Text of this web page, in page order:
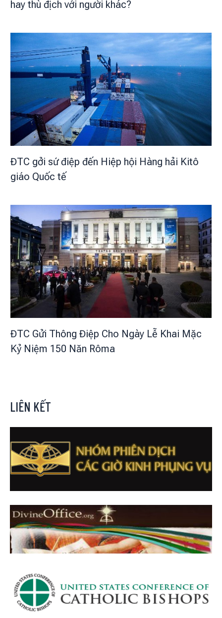
hay thù địch với người khác?
ĐTC gởi sứ điệp đến Hiệp hội Hàng hải Kitô
giáo Quốc tế
ĐTC Gửi Thông Điệp Cho Ngày Lễ Khai Mặc
Kỷ Niệm 150 Năn Rôma
LIÊN KẾT